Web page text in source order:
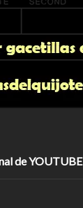
de YOUTUBE